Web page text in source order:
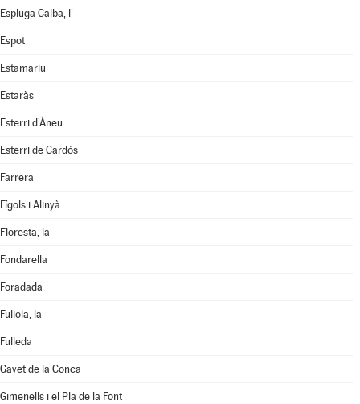
Espluga Calba, l'
Espot
Estamariu
Estaràs
Esterri d'Àneu
Esterri de Cardós
Farrera
Fígols i Alinyà
Floresta, la
Fondarella
Foradada
Fuliola, la
Fulleda
Gavet de la Conca
Gimenells i el Pla de la Font